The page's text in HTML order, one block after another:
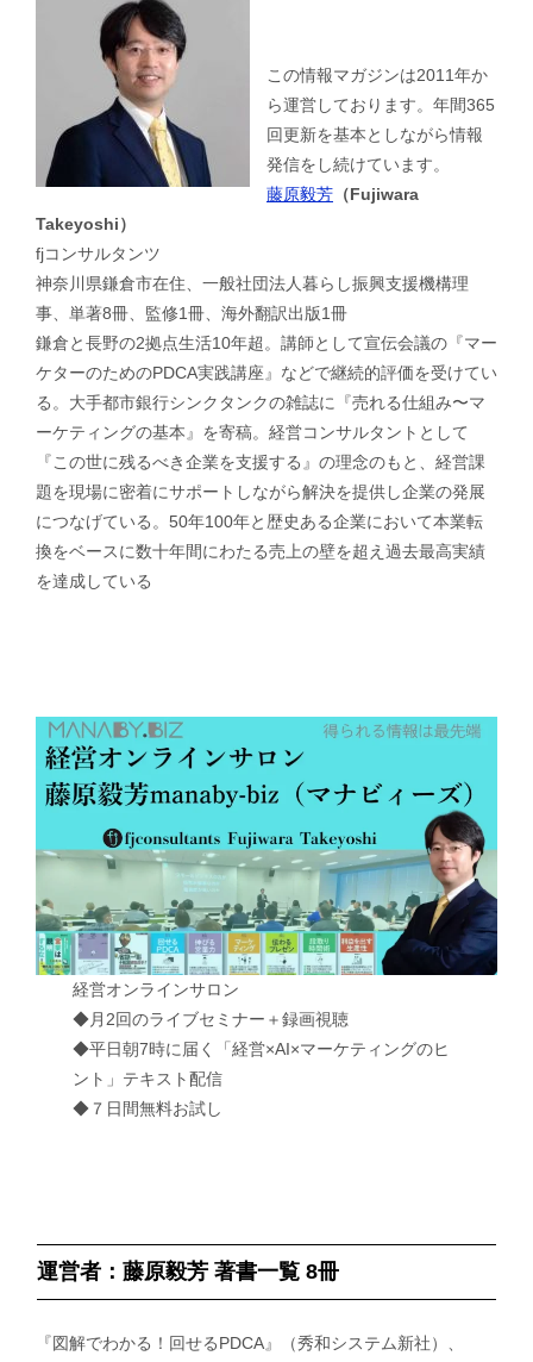
この情報マガジンは2011年か
ら運営しております。年間365
回更新を基本としながら情報
発信をし続けています。
藤原毅芳 （Fujiwara
Takeyoshi）
fjコンサルタンツ
神奈川県鎌倉市在住、一般社団法人暮らし振興支援機構理
事、単著8冊、監修1冊、海外翻訳出版1冊
鎌倉と長野の2拠点生活10年超。講師として宣伝会議の『マー
ケターのためのPDCA実践講座』などで継続的評価を受けてい
る。大手都市銀行シンクタンクの雑誌に『売れる仕組み〜マ
ーケティングの基本』を寄稿。経営コンサルタントとして
『この世に残るべき企業を支援する』の理念のもと、経営課
題を現場に密着にサポートしながら解決を提供し企業の発展
につなげている。50年100年と歴史ある企業において本業転
換をベースに数十年間にわたる売上の壁を超え過去最高実績
を達成している
経営オンラインサロン
◆月2回のライブセミナー＋録画視聴
◆平日朝7時に届く「経営×AI×マーケティングのヒ
ント」テキスト配信
◆７日間無料お試し
運営者：藤原毅芳 著書一覧 8冊
『図解でわかる！回せるPDCA』（秀和システム新社）、